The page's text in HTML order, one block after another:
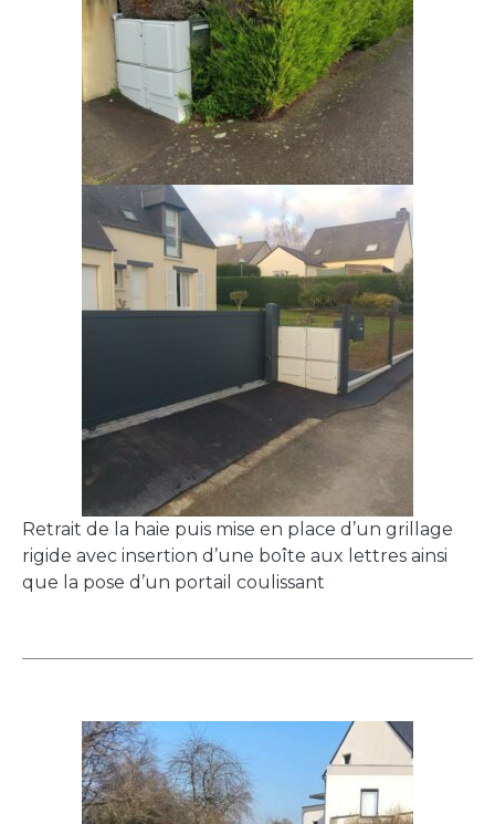
Retrait de la haie puis mise en place d’un grillage
rigide avec insertion d’une boîte aux lettres ainsi
que la pose d’un portail coulissant